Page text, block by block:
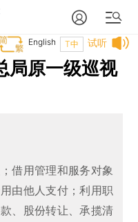
试听
T中
English
局原一级巡视
借用管理和服务对象
由他人支付；利用职
、股份转让、承揽清